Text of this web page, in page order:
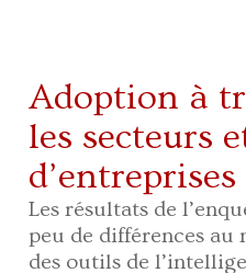
Adoption à
les secteurs
d’entreprises
Les résultats de
peu de différences au
des outils de